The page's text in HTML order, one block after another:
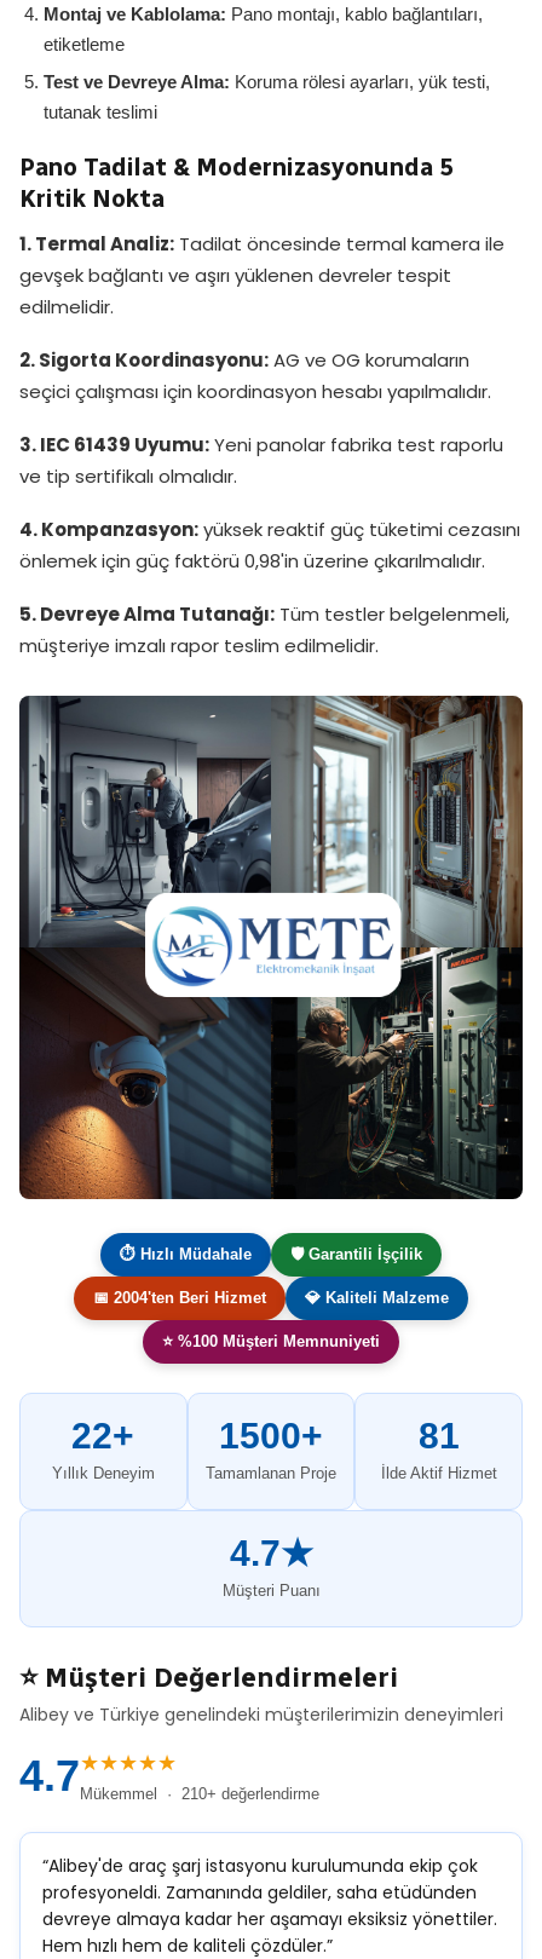
Montaj ve Kablolama: Pano montajı, kablo bağlantıları,
etiketleme
Test ve Devreye Alma: Koruma rölesi ayarları, yük testi,
tutanak teslimi
Pano Tadilat & Modernizasyonunda 5
Kritik Nokta
1. Termal Analiz: Tadilat öncesinde termal kamera ile
gevşek bağlantı ve aşırı yüklenen devreler tespit
edilmelidir.
2. Sigorta Koordinasyonu:AG ve OG korumaların
seçici çalışması için koordinasyon hesabı yapılmalıdır.
3. IEC 61439 Uyumu:Yeni panolar fabrika test raporlu
ve tip sertifikalı olmalıdır.
4. Kompanzasyon:yüksek reaktif güç tüketimi cezasını
önlemek için güç faktörü 0,98'in üzerine çıkarılmalıdır.
5. Devreye Alma Tutanağı: Tüm testler belgelenmeli,
müşteriye imzalı rapor teslim edilmelidir.
⏱ Hızlı Müdahale 🛡️ Garantili İşçilik
📅 2004'ten Beri Hizmet 💎 Kaliteli Malzeme
⭐ %100 Müşteri Memnuniyeti
22+
Yıllık Deneyim
1500+
Tamamlanan Proje
81
İlde Aktif Hizmet
4.7★
Müşteri Puanı
⭐ Müşteri Değerlendirmeleri
Alibey ve Türkiye genelindeki müşterilerimizin deneyimleri
4.7★★★★★
Mükemmel · 210+ değerlendirme
“Alibey'de araç şarj istasyonu kurulumunda ekip çok
profesyoneldi. Zamanında geldiler, saha etüdünden
devreye almaya kadar her aşamayı eksiksiz yönettiler.
Hem hızlı hem de kaliteli çözdüler.”